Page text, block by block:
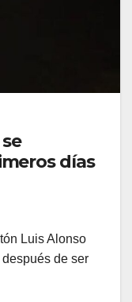
días
Luis Alonso
de ser